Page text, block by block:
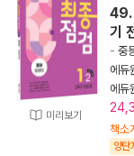
미리보기
49.
기
- 중
에듀
에듀
책소
양탄